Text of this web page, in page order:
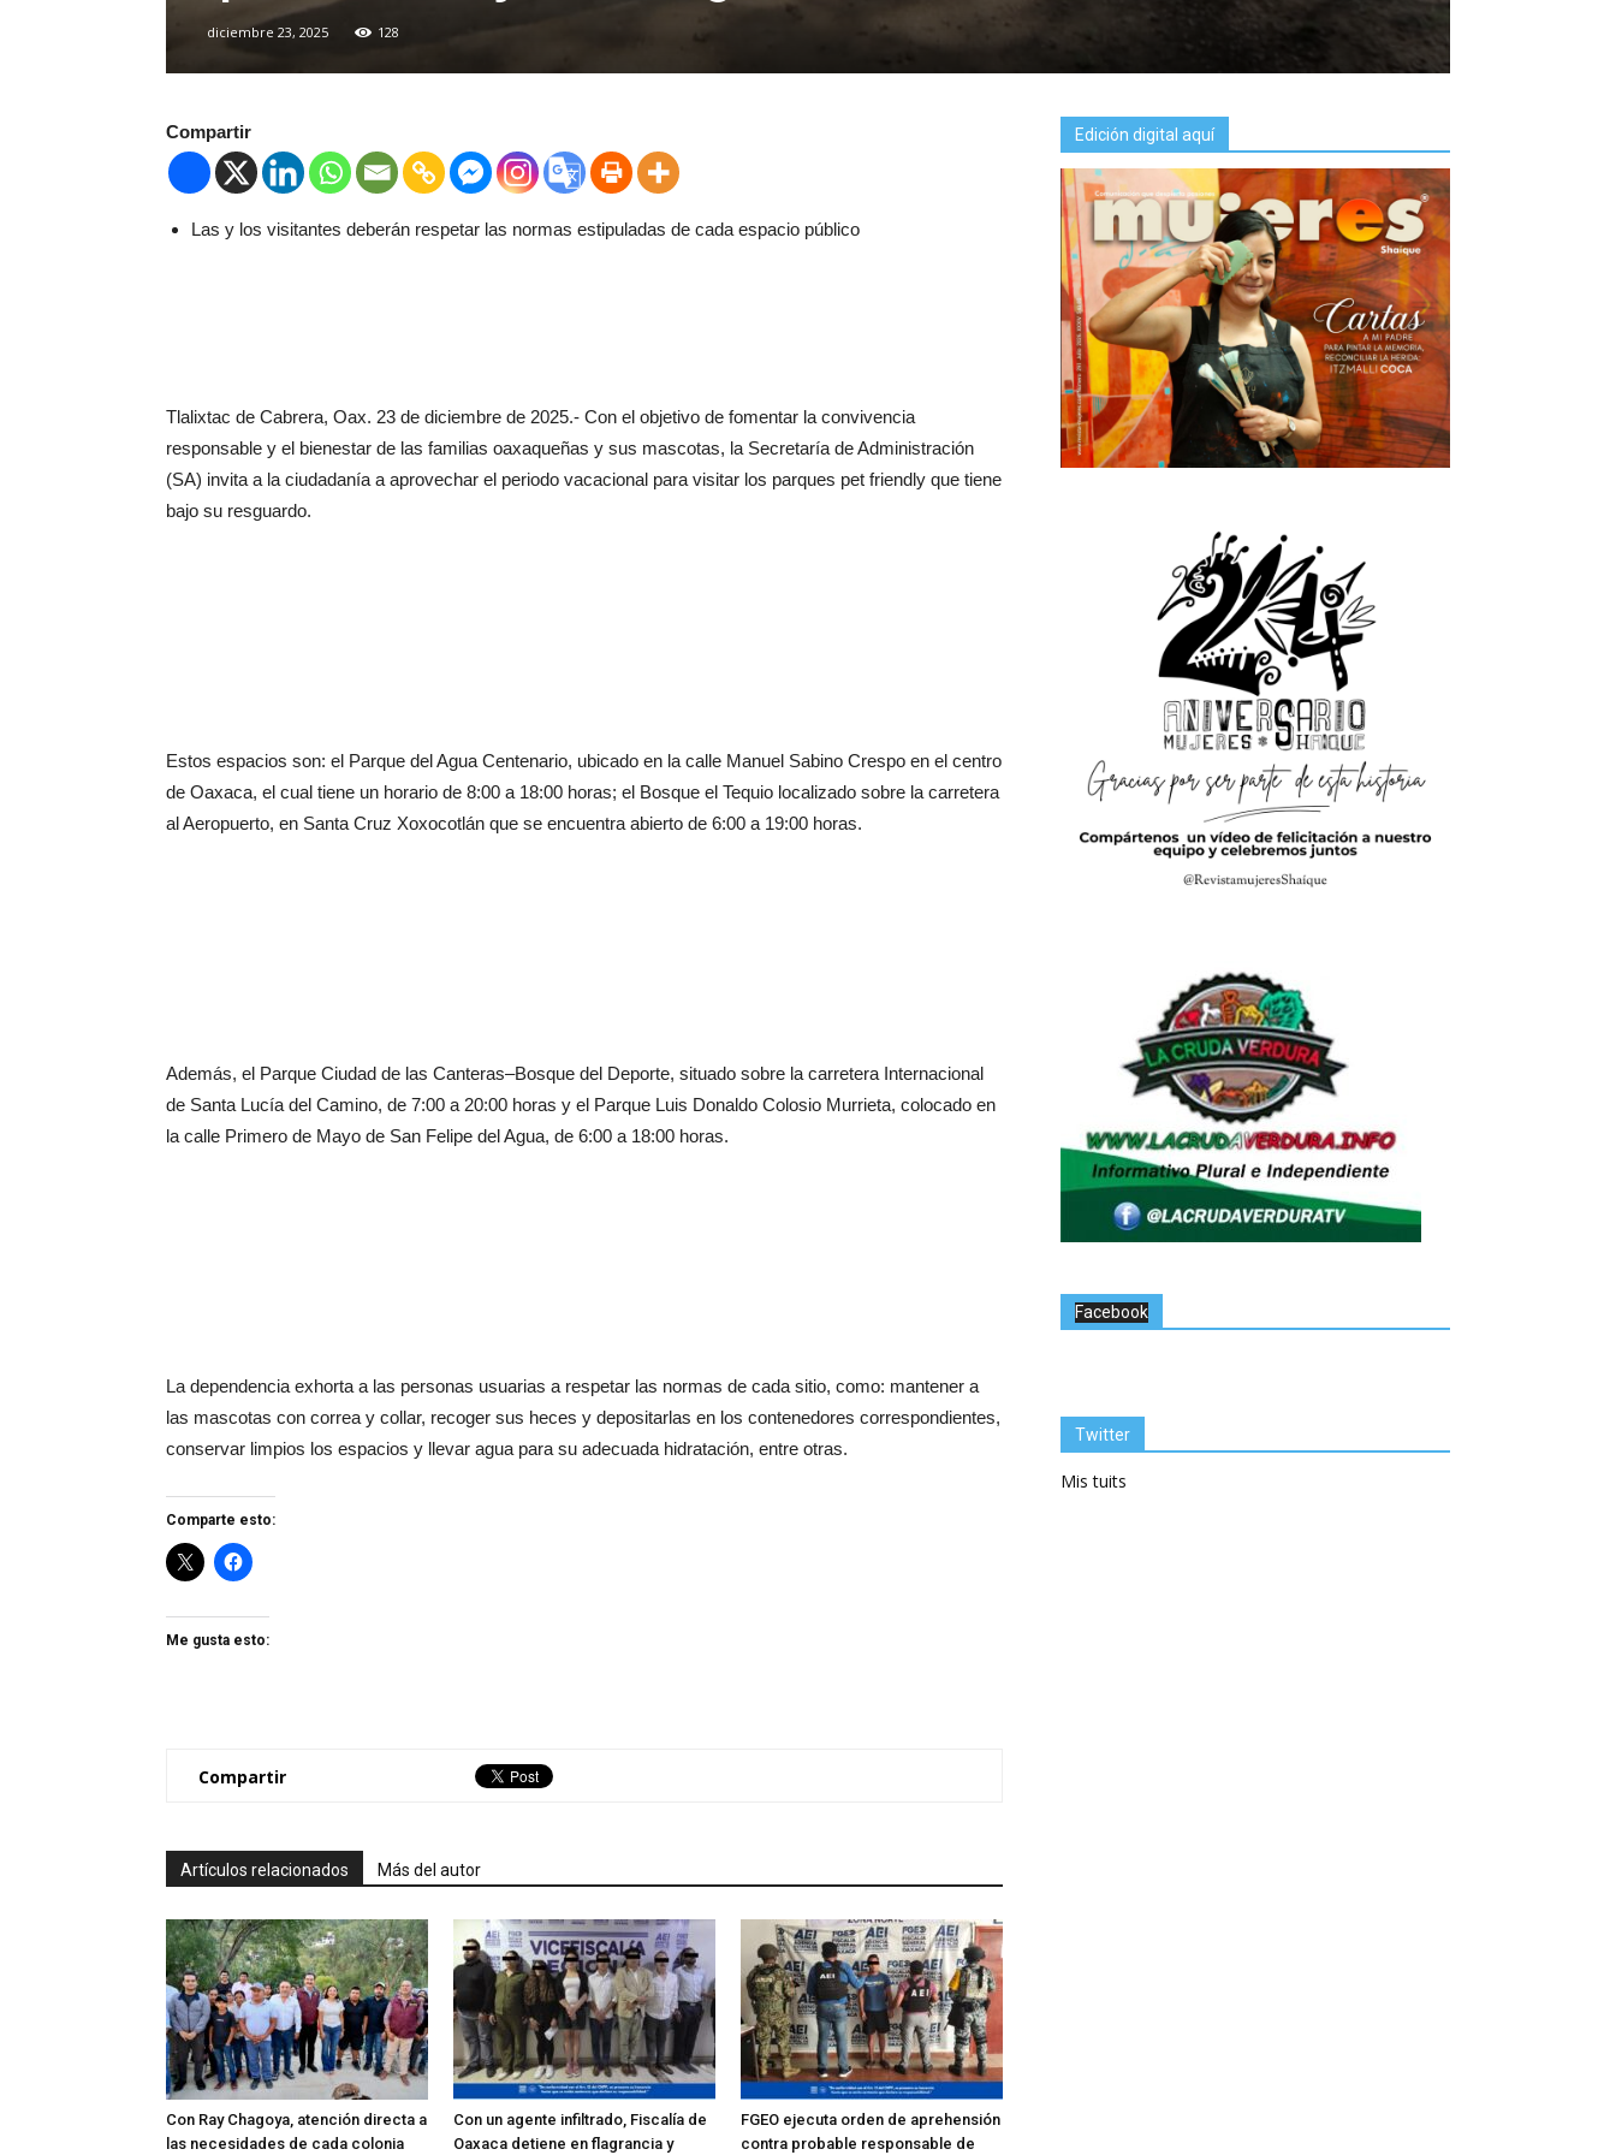
diciembre 23, 2025 128
Compartir
Las y los visitantes deberán respetar las normas estipuladas de cada espacio público
Tlalixtac de Cabrera, Oax. 23 de diciembre de 2025.- Con el objetivo de fomentar la convivencia
responsable y el bienestar de las familias oaxaqueñas y sus mascotas, la Secretaría de Administración
(SA) invita a la ciudadanía a aprovechar el periodo vacacional para visitar los parques pet friendly que tiene
bajo su resguardo.
Estos espacios son: el Parque del Agua Centenario, ubicado en la calle Manuel Sabino Crespo en el centro
de Oaxaca, el cual tiene un horario de 8:00 a 18:00 horas; el Bosque el Tequio localizado sobre la carretera
al Aeropuerto, en Santa Cruz Xoxocotlán que se encuentra abierto de 6:00 a 19:00 horas.
Además, el Parque Ciudad de las Canteras–Bosque del Deporte, situado sobre la carretera Internacional
de Santa Lucía del Camino, de 7:00 a 20:00 horas y el Parque Luis Donaldo Colosio Murrieta, colocado en
la calle Primero de Mayo de San Felipe del Agua, de 6:00 a 18:00 horas.
La dependencia exhorta a las personas usuarias a respetar las normas de cada sitio, como: mantener a
las mascotas con correa y collar, recoger sus heces y depositarlas en los contenedores correspondientes,
conservar limpios los espacios y llevar agua para su adecuada hidratación, entre otras.
Comparte esto:
Me gusta esto:
Compartir
Artículos relacionados Más del autor
Con Ray Chagoya, atención directa a
las necesidades de cada colonia
Con un agente infiltrado, Fiscalía de
Oaxaca detiene en flagrancia y
FGEO ejecuta orden de aprehensión
contra probable responsable de
Edición digital aquí
Facebook
Twitter
Mis tuits